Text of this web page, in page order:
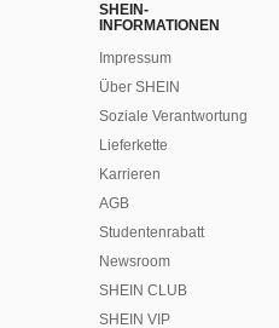
SHEIN-
INFORMATIONEN
Impressum
Über SHEIN
Soziale Verantwortung
Lieferkette
Karrieren
AGB
Studentenrabatt
Newsroom
SHEIN CLUB
SHEIN VIP